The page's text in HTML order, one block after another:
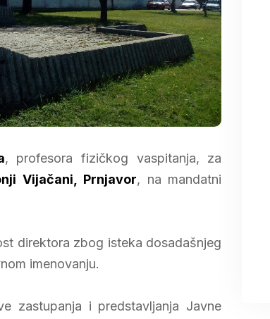
, profesora fizičkog vaspitanja, za
Vijačani, Prnjavor, na mandatni
direktora zbog isteka dosadašnjeg
imenovanju.
zastupanja i predstavljanja Javne